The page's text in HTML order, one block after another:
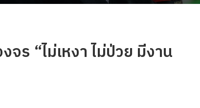
ร “ไม่เหงา ไม่ป่วย มีงาน